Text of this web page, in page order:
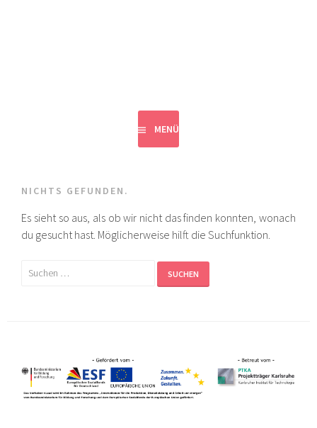
MENÜ
NICHTS GEFUNDEN.
Es sieht so aus, als ob wir nicht das finden konnten, wonach
du gesucht hast. Möglicherweise hilft die Suchfunktion.
Suchen